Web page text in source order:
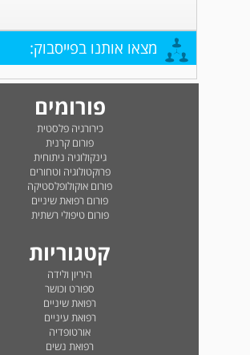
מצאו אותנו בפייסבוק:
פורומים
כירורגיה פלסטית
פורום קרנית
גינקולוגיה ניתוחית
פרוקטולוגיה וטחורים
פורום אוקולופלסטיקה
פורום רפואת שיניים
פורום טיפולי רשתית
קטגוריות
היריון ולידה
ספורט וכושר
רפואת שיניים
רפואת עיניים
אורטופדיה
רפואת נשים